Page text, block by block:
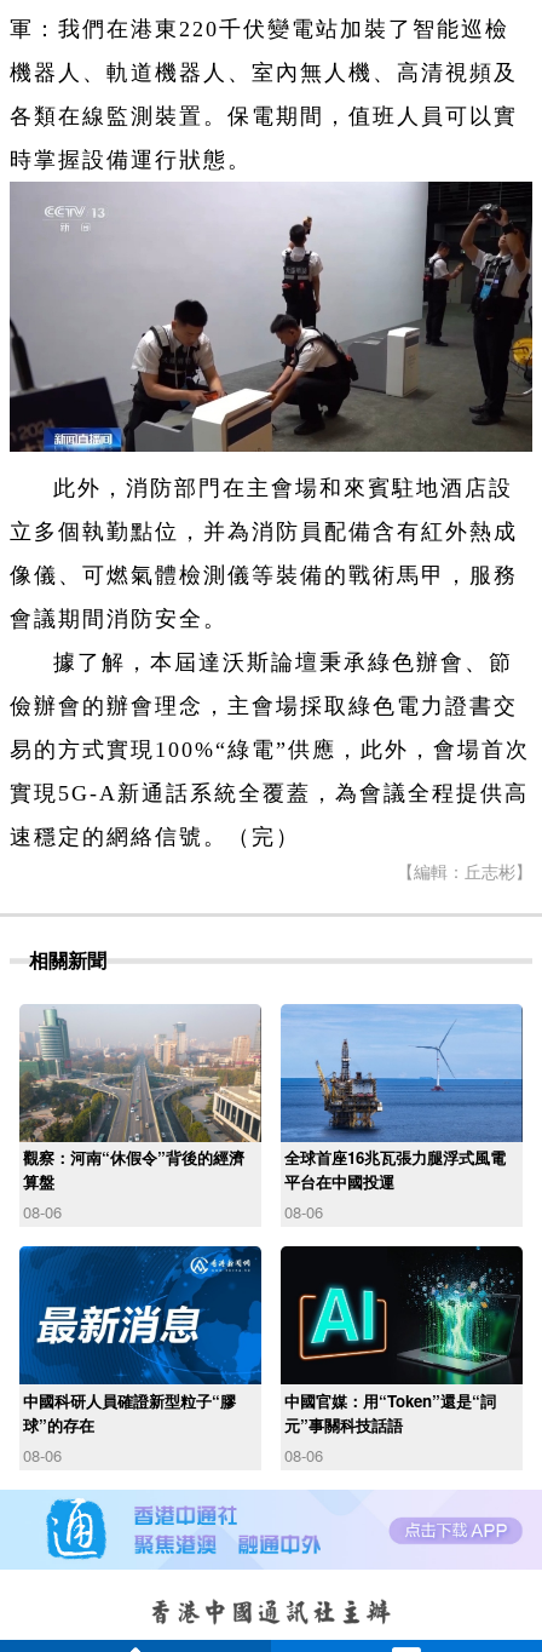
軍：我們在港東220千伏變電站加裝了智能巡檢
機器人、軌道機器人、室內無人機、高清視頻及
各類在線監測裝置。保電期間，值班人員可以實
時掌握設備運行狀態。
此外，消防部門在主會場和來賓駐地酒店設
立多個執勤點位，并為消防員配備含有紅外熱成
像儀、可燃氣體檢測儀等裝備的戰術馬甲，服務
會議期間消防安全。
據了解，本屆達沃斯論壇秉承綠色辦會、節
儉辦會的辦會理念，主會場採取綠色電力證書交
易的方式實現100%“綠電”供應，此外，會場首次
實現5G-A新通話系統全覆蓋，為會議全程提供高
速穩定的網絡信號。（完）
【編輯：丘志彬】
相關新聞
觀察：河南“休假令”背後的經濟
算盤
08-06
全球首座16兆瓦張力腿浮式風電
平台在中國投運
08-06
中國科研人員確證新型粒子“膠
球”的存在
08-06
中國官媒：用“Token”還是“詞
元”事關科技話語
08-06